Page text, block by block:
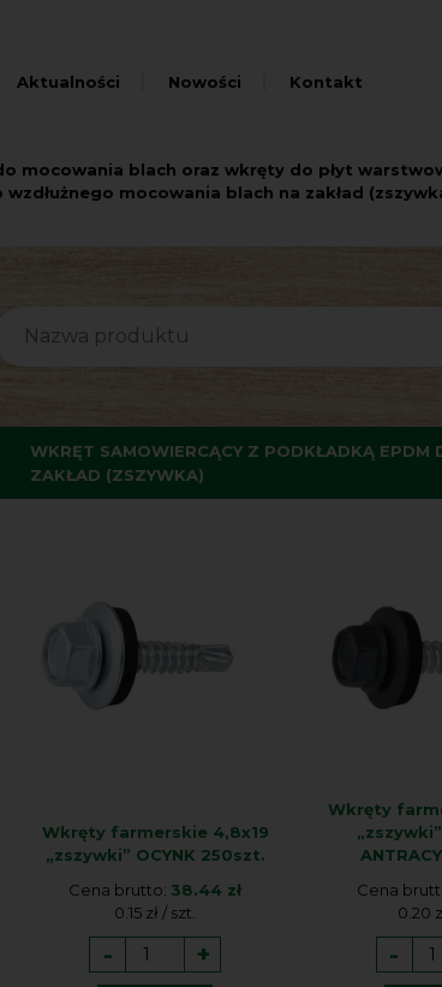
Aktualności Nowości Kontakt
mocowania blach oraz wkręty do płyt
mocowania blach na zakład
WKRĘT SAMOWIERCĄCY Z PODKŁADKĄ EPDM
ZAKŁAD (ZSZYWKA)
Wkręty farmerskie 4,8x19
„zszywki” OCYNK 250szt.
Cena brutto: 38.44 zł
0.15 zł / szt.
- +
Wkręty
Cena
0.20
-